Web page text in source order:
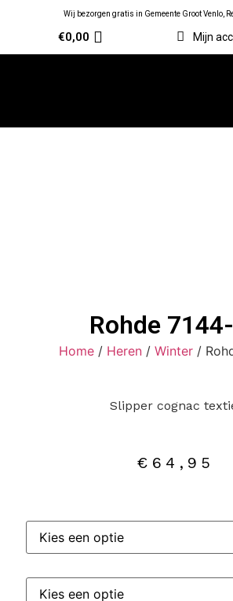
Wij bezorgen gratis in Gemeente Groot Venlo,
€0,00 Mijn
Rohde
Home/ Heren/ Winter/
Slipper cognac
€ 64,95